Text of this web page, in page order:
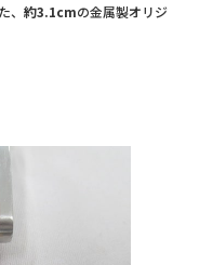
、約3.1cmの金属製オリジ